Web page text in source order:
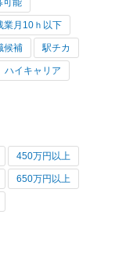
可能
業月10ｈ以下
候補 駅チカ
ハイキャリア
450万円以上
650万円以上